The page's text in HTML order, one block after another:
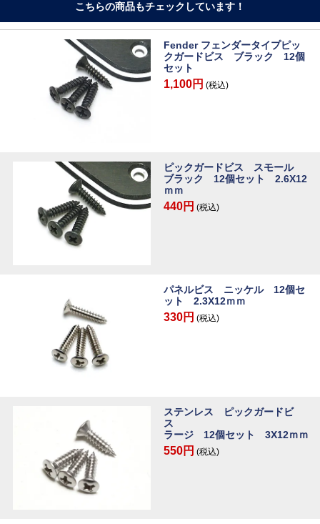
こちらの商品もチェックしています！
Fender フェンダータイプピッ
クガードビス ブラック 12個
セット
1,100円 (税込)
ピックガードビス スモール
ブラック 12個セット 2.6X12
ｍｍ
440円 (税込)
パネルビス ニッケル 12個セ
ット 2.3X12ｍｍ
330円 (税込)
ステンレス ピックガードビ
ス
ラージ 12個セット 3X12ｍｍ
550円 (税込)